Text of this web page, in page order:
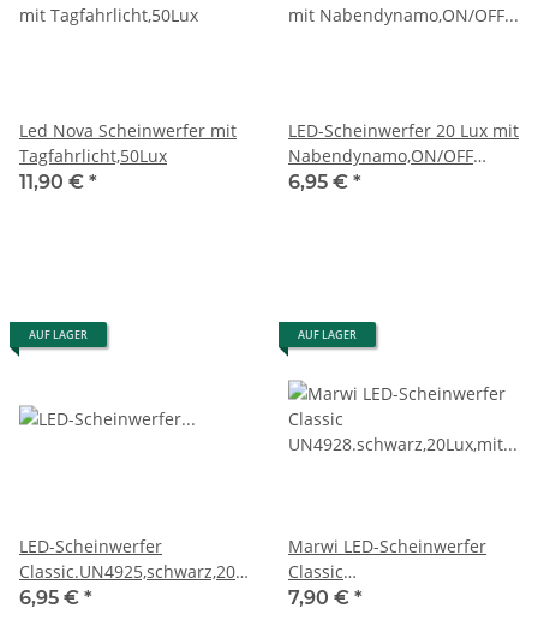
Led Nova Scheinwerfer mit
Tagfahrlicht,50Lux
11,90 € *
LED-Scheinwerfer 20 Lux mit
Nabendynamo,ON/OFF
+AUTO+Standlicht
6,95 € *
AUF LAGER
LED-Scheinwerfer
Classic.UN4925,schwarz,20Lux,Prüfzeichen,ON/OFF
SCHALTER
6,95 € *
AUF LAGER
Marwi LED-Scheinwerfer
Classic
UN4928.schwarz,20Lux,mit
7,90 € *